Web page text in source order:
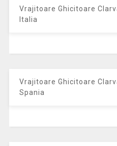
Vrajitoare Ghicitoare
Italia
Vrajitoare Ghicitoare
Spania